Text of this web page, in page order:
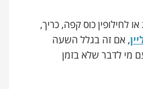
לחילופין כוס קפה, כריך,
, אם זה בגלל השעה
מי לדבר שלא בזמן